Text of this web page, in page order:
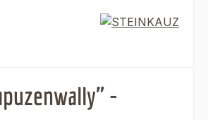
-